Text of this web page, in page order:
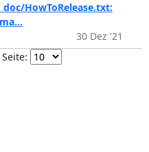
HowToRelease.txt:
30 Dez '21